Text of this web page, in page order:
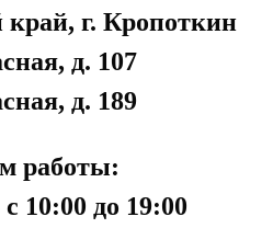
край, г. Кропоткин
д. 107
д. 189
работы:
10:00 до 19:00